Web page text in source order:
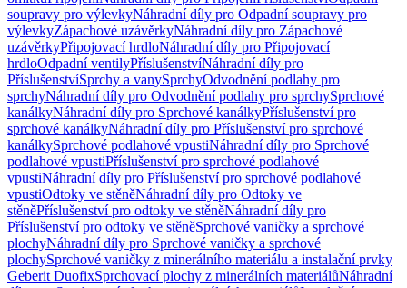
soupravy pro výlevkyNáhradní díly pro Odpadní soupravy pro
výlevkyZápachové uzávěrkyNáhradní díly pro Zápachové
uzávěrkyPřipojovací hrdloNáhradní díly pro Připojovací
hrdloOdpadní ventilyPříslušenstvíNáhradní díly pro
PříslušenstvíSprchy a vanySprchyOdvodnění podlahy pro
sprchyNáhradní díly pro Odvodnění podlahy pro sprchySprchové
kanálkyNáhradní díly pro Sprchové kanálkyPříslušenství pro
sprchové kanálkyNáhradní díly pro Příslušenství pro sprchové
kanálkySprchové podlahové vpustiNáhradní díly pro Sprchové
podlahové vpustiPříslušenství pro sprchové podlahové
vpustiNáhradní díly pro Příslušenství pro sprchové podlahové
vpustiOdtoky ve stěněNáhradní díly pro Odtoky ve
stěněPříslušenství pro odtoky ve stěněNáhradní díly pro
Příslušenství pro odtoky ve stěněSprchové vaničky a sprchové
plochyNáhradní díly pro Sprchové vaničky a sprchové
plochySprchové vaničky z minerálního materiálu a instalační prvky
Geberit DuofixSprchovací plochy z minerálních materiálůNáhradní